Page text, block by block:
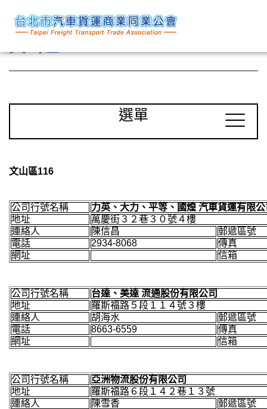
選單
文山區116
公司行號名稱
力英、大力、平等、國煌 汽車貨運有限公
地址
萬慶街３２巷３０號４樓
連絡人
陳信昌
郵遞區號
電話
2934-8068
傳真
網址
信箱
公司行號名稱
台達、美達 流通股份有限公司
地址
羅斯福路５段１１４號３樓
連絡人
胡海水
郵遞區號
電話
8663-6559
傳真
網址
信箱
公司行號名稱
亞洲物流股份有限公司
地址
羅斯福路６段１４２巷１３號
連絡人
陳雪香
郵遞區號